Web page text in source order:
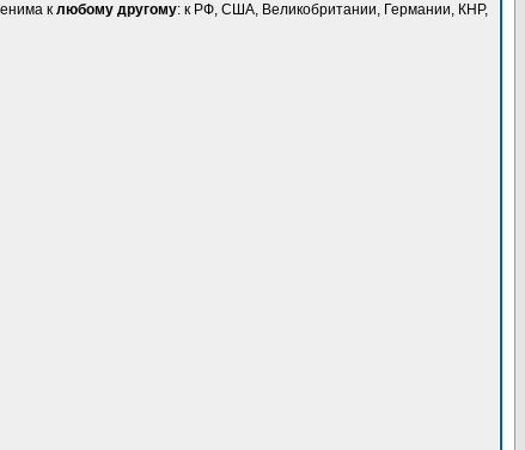
к любому другому: к РФ, США, Великобритании, Германии, КНР,